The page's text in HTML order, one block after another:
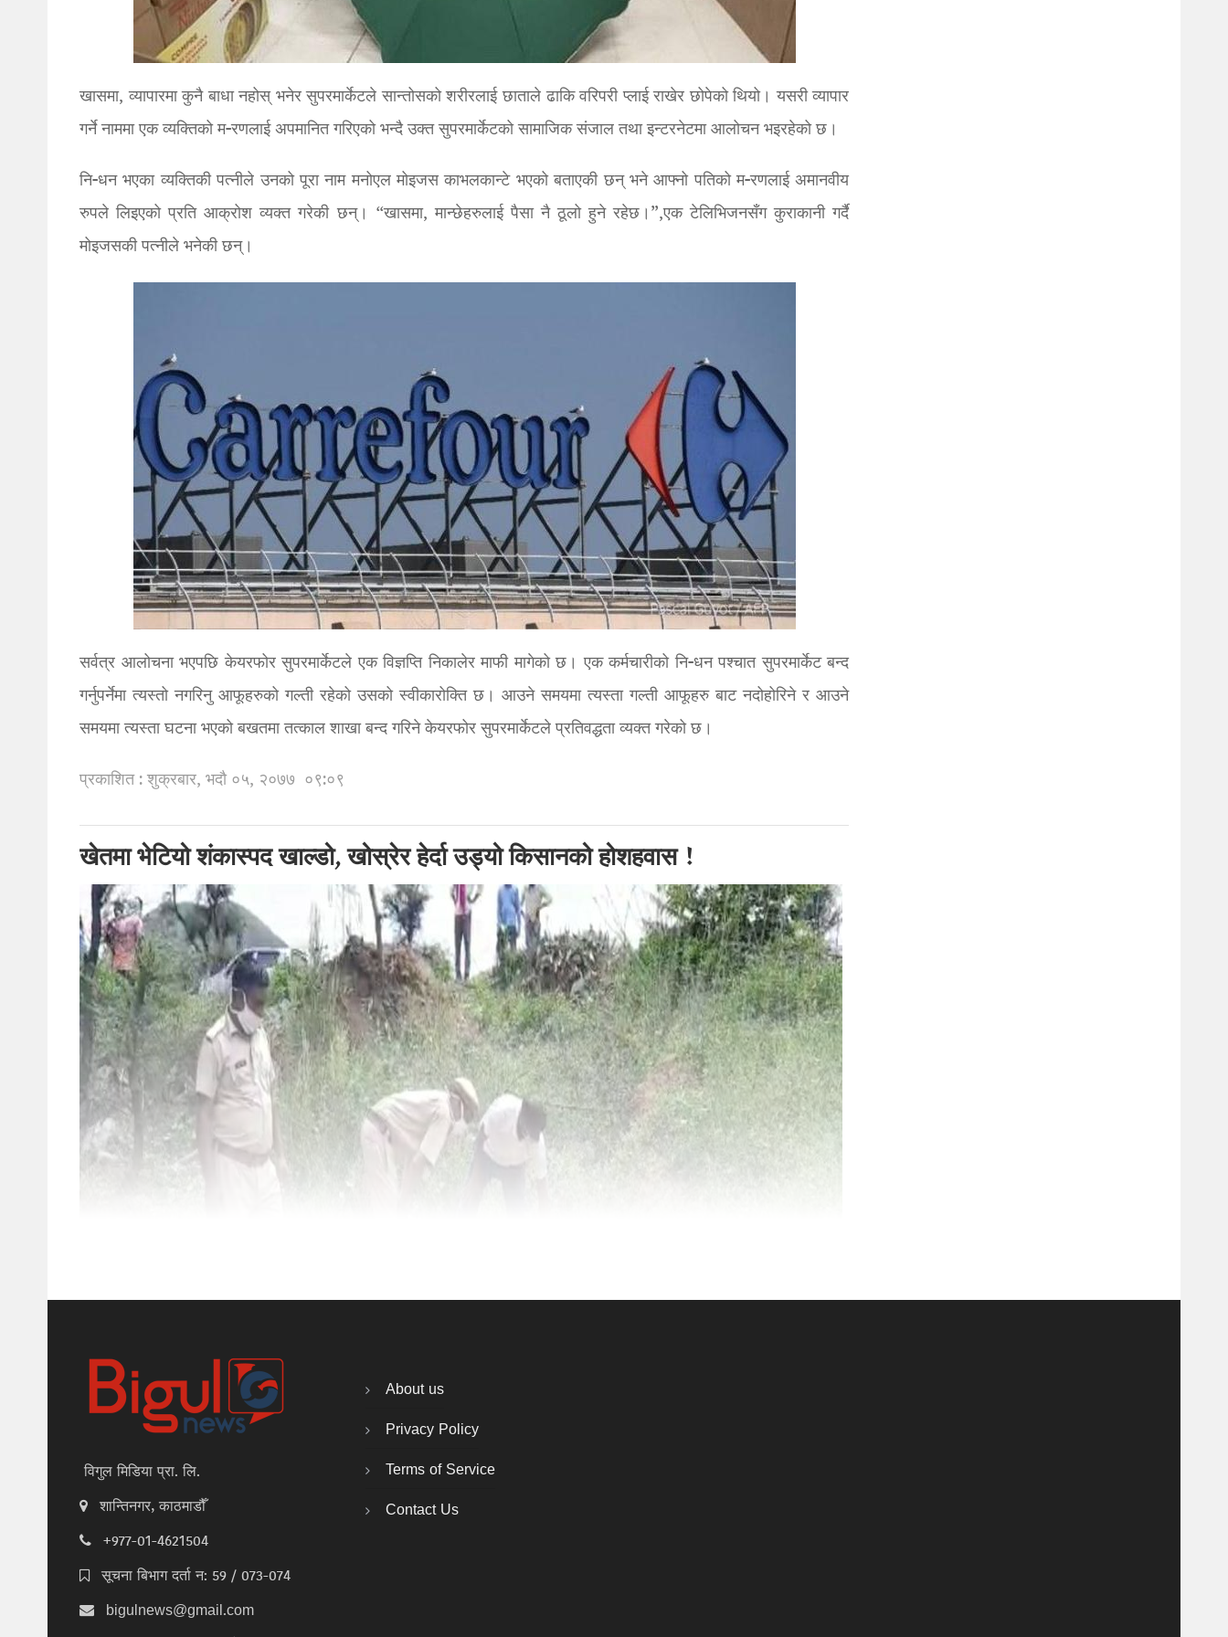
खासमा, व्यापारमा कुनै बाधा नहोस् भनेर सुपरमार्केटले सान्तोसको शरीरलाई छाताले ढाकि वरिपरी प्लाई राखेर छोपेको थियो। यसरी व्यापार
गर्ने नाममा एक व्यक्तिको म-रणलाई अपमानित गरिएको भन्दै उक्त सुपरमार्केटको सामाजिक संजाल तथा इन्टरनेटमा आलोचन भइरहेको छ।
नि-धन भएका व्यक्तिकी पत्नीले उनको पूरा नाम मनोएल मोइजस काभलकान्टे भएको बताएकी छन् भने आफ्नो पतिको म-रणलाई अमानवीय
रुपले लिइएको प्रति आक्रोश व्यक्त गरेकी छन्। “खासमा, मान्छेहरुलाई पैसा नै ठूलो हुने रहेछ।”,एक टेलिभिजनसँग कुराकानी गर्दै
मोइजसकी पत्नीले भनेकी छन्।
सर्वत्र आलोचना भएपछि केयरफोर सुपरमार्केटले एक विज्ञप्ति निकालेर माफी मागेको छ। एक कर्मचारीको नि-धन पश्चात सुपरमार्केट बन्द
गर्नुपर्नेमा त्यस्तो नगरिनु आफूहरुको गल्ती रहेको उसको स्वीकारोक्ति छ। आउने समयमा त्यस्ता गल्ती आफूहरु बाट नदोहोरिने र आउने
समयमा त्यस्ता घटना भएको बखतमा तत्काल शाखा बन्द गरिने केयरफोर सुपरमार्केटले प्रतिवद्धता व्यक्त गरेको छ।
प्रकाशित : शुक्रबार, भदौ ०५, २०७७ ०९:०९
खेतमा भेटियो शंकास्पद खाल्डो, खोस्रेर हेर्दा उड्यो किसानको होशहवास !
विगुल मिडिया प्रा. लि.
शान्तिनगर, काठमाडौँ
+977-01-4621504
सूचना बिभाग दर्ता न: 59 / 073-074
bigulnews@gmail.com
About us
Privacy Policy
Terms of Service
Contact Us